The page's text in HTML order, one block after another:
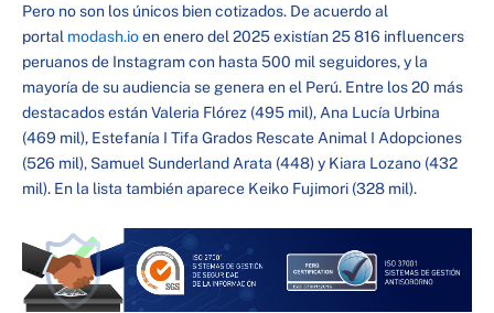
Pero no son los únicos bien cotizados. De acuerdo al
portal modash.ioen enero del 2025 existían 25 816 influencers
peruanos de Instagram con hasta 500 mil seguidores, y la
mayoría de su audiencia se genera en el Perú. Entre los 20 más
destacados están Valeria Flórez (495 mil), Ana Lucía Urbina
(469 mil), Estefanía I Tifa Grados Rescate Animal I Adopciones
(526 mil), Samuel Sunderland Arata (448) y Kiara Lozano (432
mil). En la lista también aparece Keiko Fujimori (328 mil).